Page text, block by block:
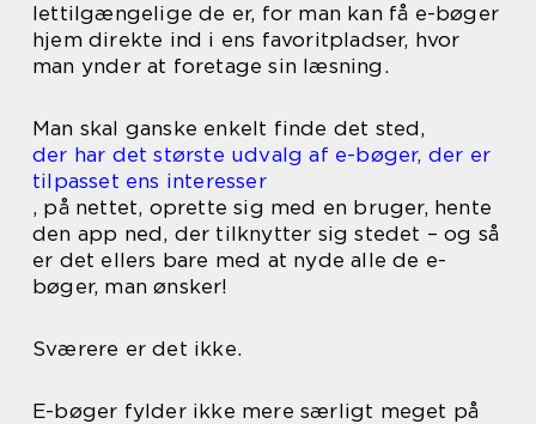
lettilgængelige de er, for man kan få e-bøger
hjem direkte ind i ens favoritpladser, hvor
man ynder at foretage sin læsning.
Man skal ganske enkelt finde det sted,
der har det største udvalg af e-bøger, der er
tilpasset ens interesser
, på nettet, oprette sig med en bruger, hente
den app ned, der tilknytter sig stedet – og så
er det ellers bare med at nyde alle de e-
bøger, man ønsker!
Sværere er det ikke.
E-bøger fylder ikke mere særligt meget på